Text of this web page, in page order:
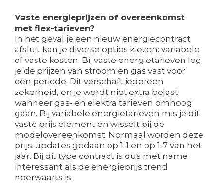
Vaste energieprijzen of overeenkomst
met flex-tarieven?
In het geval je een nieuw energiecontract
afsluit kan je diverse opties kiezen: variabele
of vaste kosten. Bij vaste energietarieven leg
je de prijzen van stroom en gas vast voor
een periode. Dit verschaft iedereen
zekerheid, en je wordt niet extra belast
wanneer gas- en elektra tarieven omhoog
gaan. Bij variabele energietarieven mis je dit
vaste prijs element en wisselt bij de
modelovereenkomst. Normaal worden deze
prijs-updates gedaan op 1-1 en op 1-7 van het
jaar. Bij dit type contract is dus met name
interessant als de energieprijs trend
neerwaarts is.